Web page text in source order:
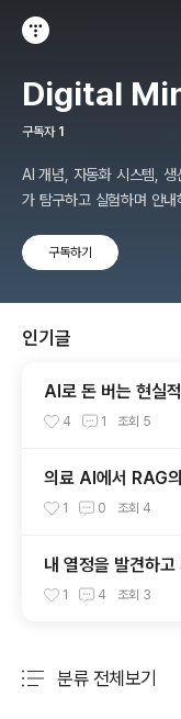
Digital
구독자 1
AI 개념, 자동화 시스템,
가 탐구하고 실험하며 안
구독하기
인기글
AI로 돈 버는 현실
4 1 조회 5
의료 AI에서 RAG
술의 혁신적 적용
1 0 조회 4
내 열정을 발견하고
1 4 조회 3
분류 전체보기